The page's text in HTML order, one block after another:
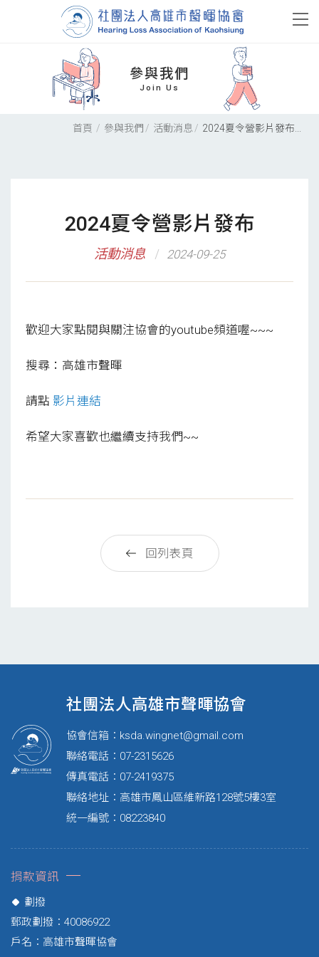
參與我們
Join Us
首頁 參與我們 活動消息 2024夏令營影片發布...
2024夏令營影片發布
活動消息 2024-09-25
歡迎大家點閱與關注協會的youtube頻道喔~~~
搜尋：高雄市聲暉
請點 影片連結
希望大家喜歡也繼續支持我們~~
回列表頁
社團法人高雄市聲暉協會
協會信箱： ksda.wingnet@gmail.com
聯絡電話：07-2315626
傳真電話：07-2419375
聯絡地址：高雄市鳳山區維新路128號5樓3室
統一編號：08223840
捐款資訊
劃撥
郵政劃撥：40086922
戶名：高雄市聲暉協會